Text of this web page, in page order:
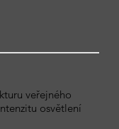
veřejného
osvětlení